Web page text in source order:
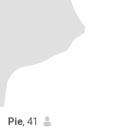
Pie, 41